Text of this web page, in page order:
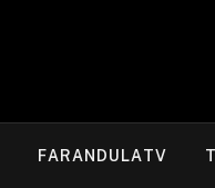
FARANDULATV